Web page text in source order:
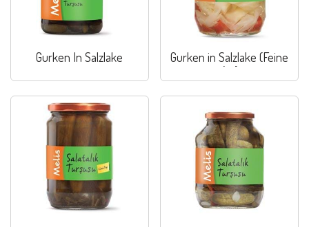
Gurken In Salzlake
Gurken in Salzlake (Feine
Art)